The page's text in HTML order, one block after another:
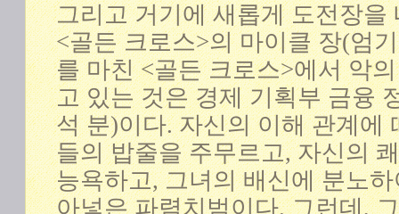
그리고 거기에 새롭게 도전장을
<골든 크로스>의 마이클 장(엄
를 마친 <골든 크로스>에서 악
고 있는 것은 경제 기획부 금융
석 분)이다. 자신의 이해 관계에
들의 밥줄을 주무르고, 자신의
능욕하고, 그녀의 배신에 분노
아넣은 파렴치범이다. 그런데,